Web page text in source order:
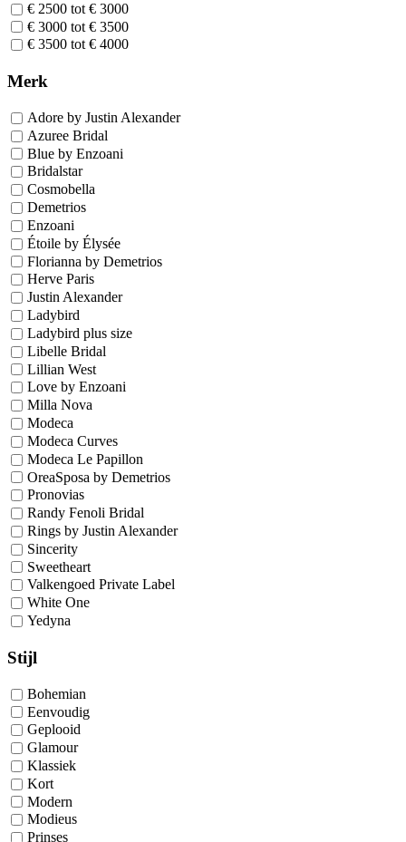
€ 2500 tot € 3000
€ 3000 tot € 3500
€ 3500 tot € 4000
Merk
Adore by Justin Alexander
Azuree Bridal
Blue by Enzoani
Bridalstar
Cosmobella
Demetrios
Enzoani
Étoile by Élysée
Florianna by Demetrios
Herve Paris
Justin Alexander
Ladybird
Ladybird plus size
Libelle Bridal
Lillian West
Love by Enzoani
Milla Nova
Modeca
Modeca Curves
Modeca Le Papillon
OreaSposa by Demetrios
Pronovias
Randy Fenoli Bridal
Rings by Justin Alexander
Sincerity
Sweetheart
Valkengoed Private Label
White One
Yedyna
Stijl
Bohemian
Eenvoudig
Geplooid
Glamour
Klassiek
Kort
Modern
Modieus
Prinses